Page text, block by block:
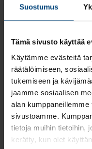
Suostumus
Tämä sivusto käyttää
Käytämme evästeitä
räätälöimiseen,
tukemiseen ja
jaamme sosiaalisen
alan
sivustoamme.
tietoja muihin tietoihin,
kerätty, kun olet
1.1.2021
Tulorekisteriin tullaan
etuudet, joten esimerkiksi
päivärahat tulee ilmoittaa
(kulukorvauksia ei
eläkevakuutukset täytyy
sijaan tulorekisteriin ei
katsottavia henkilötietoja,
toimeentulotukea. Lisäksi
ilmoituksille määrätään